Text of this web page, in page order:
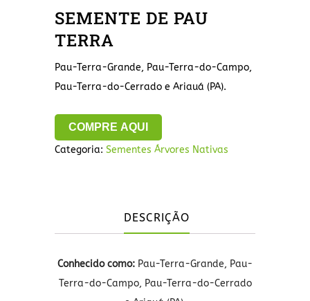
SEMENTE DE PAU
TERRA
Pau-Terra-Grande, Pau-Terra-do-Campo,
Pau-Terra-do-Cerrado e Ariauá (PA).
COMPRE AQUI
Categoria: Sementes Árvores Nativas
DESCRIÇÃO
Conhecido como: Pau-Terra-Grande, Pau-
Terra-do-Campo, Pau-Terra-do-Cerrado